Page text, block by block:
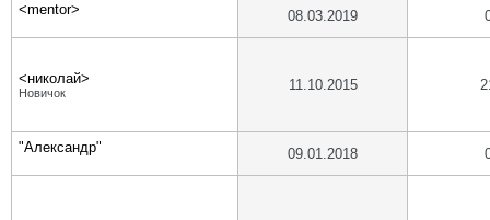
<mentor> 08.03.2019
<николай>
Новичок 11.10.2015
"Александр" 09.01.2018